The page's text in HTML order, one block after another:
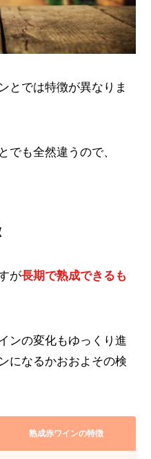
とでは特徴が異なりま
でも全然違うので、
が長期で熟成できるも
ンの変化もゆっくり進
になるかおおよその検
熟成赤ワインの特徴